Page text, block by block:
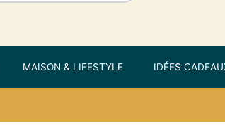
MAISON & LIFESTYLE IDÉES